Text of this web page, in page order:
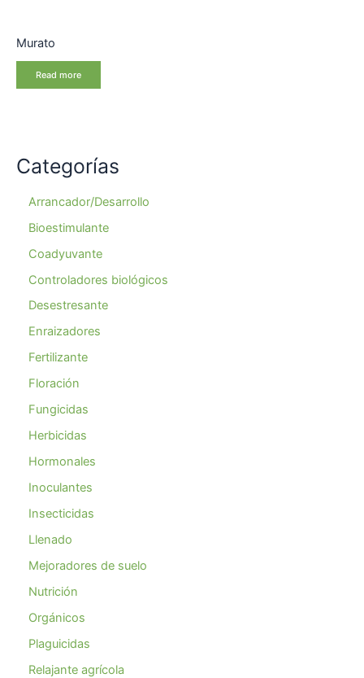
Categorías
Arrancador/Desarrollo
Bioestimulante
Coadyuvante
Controladores biológicos
Desestresante
Enraizadores
Fertilizante
Floración
Fungicidas
Herbicidas
Hormonales
Inoculantes
Insecticidas
Llenado
Mejoradores de suelo
Nutrición
Orgánicos
Plaguicidas
Relajante agrícola
Murato
Read more